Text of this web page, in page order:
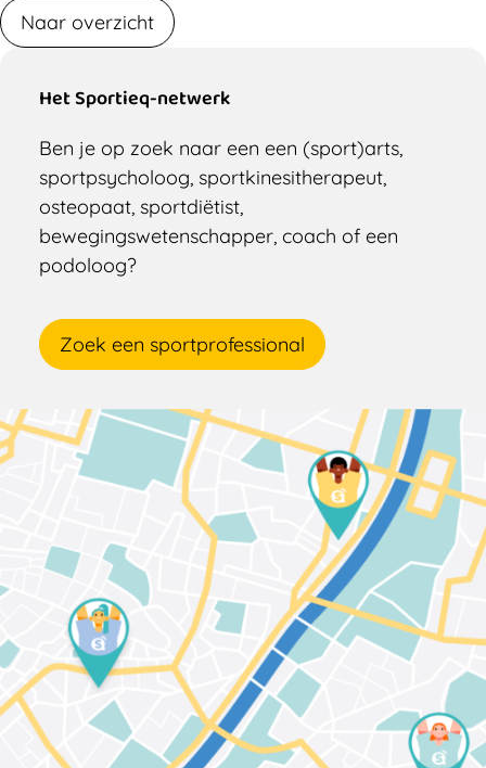
Naar overzicht
Het Sportieq-netwerk
Ben je op zoek naar een een (sport)arts,
sportpsycholoog, sportkinesitherapeut,
osteopaat, sportdiëtist,
bewegingswetenschapper, coach of een
podoloog?
Zoek een sportprofessional